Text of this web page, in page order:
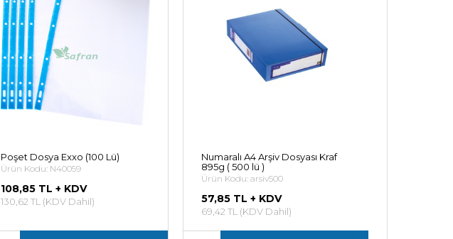
Poşet Dosya Exxo (100 Lü)
Ürün Kodu: N40059
108,85 TL + KDV
130,62 TL (KDV Dahil)
Numaralı A4 Arşiv Dosyası Kraf
895g ( 500 lü )
Ürün Kodu: arsiv500
57,85 TL + KDV
69,42 TL (KDV Dahil)